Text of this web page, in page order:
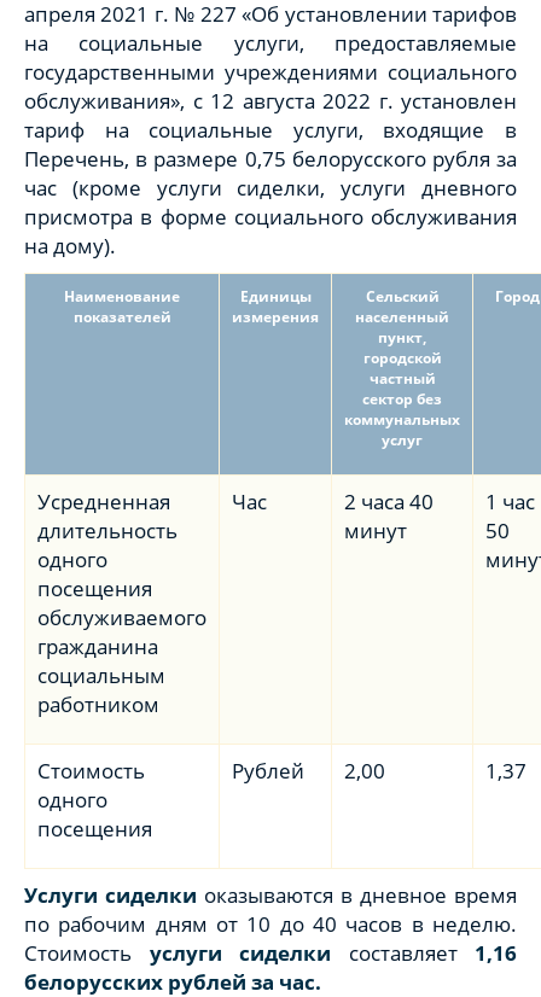
апреля 2021 г. № 227 «Об установлении тарифов
на социальные услуги, предоставляемые
государственными учреждениями социального
обслуживания», с 12 августа 2022 г. установлен
тариф на социальные услуги, входящие в
Перечень, в размере 0,75 белорусского рубля за
час (кроме услуги сиделки, услуги дневного
присмотра в форме социального обслуживания
на дому).
Наименование
показателей
Единицы
измерения
Сельский
населенный
пункт,
городской
частный
сектор без
коммунальных
услуг
Город
Усредненная
длительность
одного
посещения
обслуживаемого
гражданина
социальным
работником
Час
2 часа 40
минут
1 час
50
Стоимость
одного
посещения
Рублей 2,00 1,37
Услуги сиделки оказываются в дневное время
по рабочим дням от 10 до 40 часов в неделю.
Стоимость услуги сиделки составляет 1,16
белорусских рублей за час.